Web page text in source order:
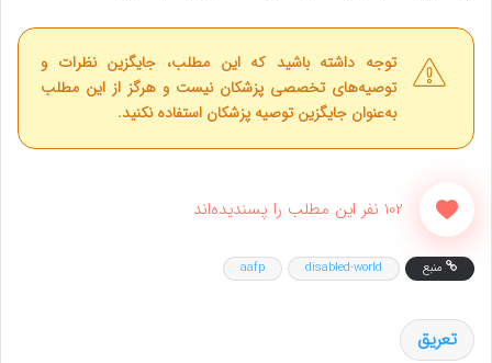
توجه داشته باشید که این مطلب، جایگزین نظرات و
توصیه‌های تخصصی پزشکان نیست و هرگز از این مطلب
به‌عنوان جایگزین توصیه پزشکان استفاده نکنید.
102 نفر این مطلب را پسندیده‌اند
منبع disabled-world
aafp
تعریق